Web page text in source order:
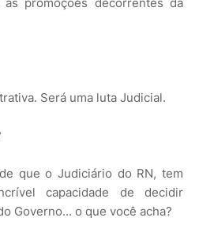
Será uma luta Judicial.
que o Judiciário do RN, tem
capacidade de decidir
Governo... o que você acha?